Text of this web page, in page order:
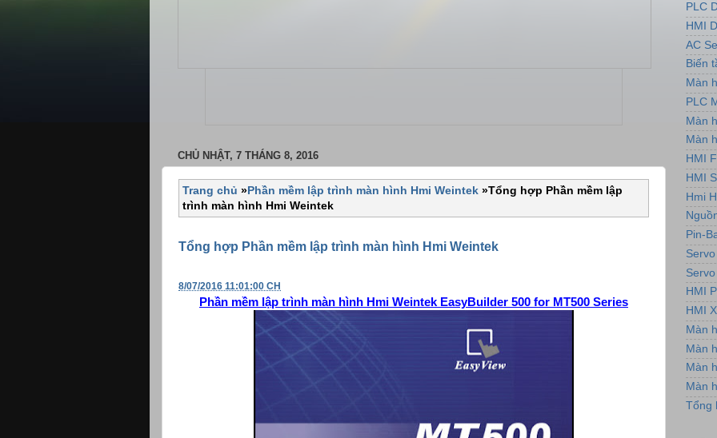
CHỦ NHẬT, 7 THÁNG 8, 2016
Trang chủ »Phần mềm lập trình màn hình Hmi Weintek »Tổng hợp Phần mềm lập
trình màn hình Hmi Weintek
Tổng hợp Phần mềm lập trình màn hình Hmi Weintek
8/07/2016 11:01:00 CH
Phần mềm lập trình màn hình Hmi Weintek EasyBuilder 500 for MT500 Series
PLC
HMI
AC
Biến
Màn
PLC
Màn
Màn
HMI
HMI
Hmi
Pin-
HMI
HMI
Màn
Màn
Màn
Màn
Tổng